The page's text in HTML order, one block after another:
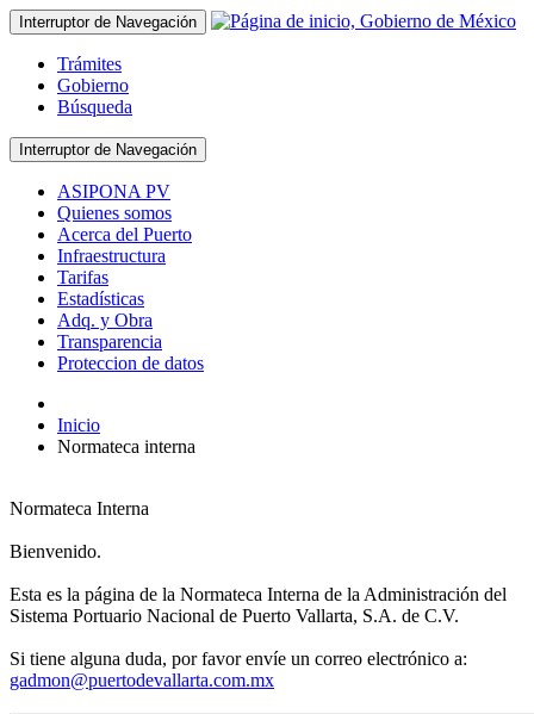
Interruptor de Navegación
Trámites
Gobierno
Búsqueda
Interruptor de Navegación
ASIPONA PV
Quienes somos
Acerca del Puerto
Infraestructura
Tarifas
Estadísticas
Adq. y Obra
Transparencia
Proteccion de datos
Inicio
Normateca interna
Normateca Interna
Bienvenido.
Esta es la página de la Normateca Interna de la Administración del
Sistema Portuario Nacional de Puerto Vallarta, S.A. de C.V.
Si tiene alguna duda, por favor envíe un correo electrónico a:
gadmon@puertodevallarta.com.mx